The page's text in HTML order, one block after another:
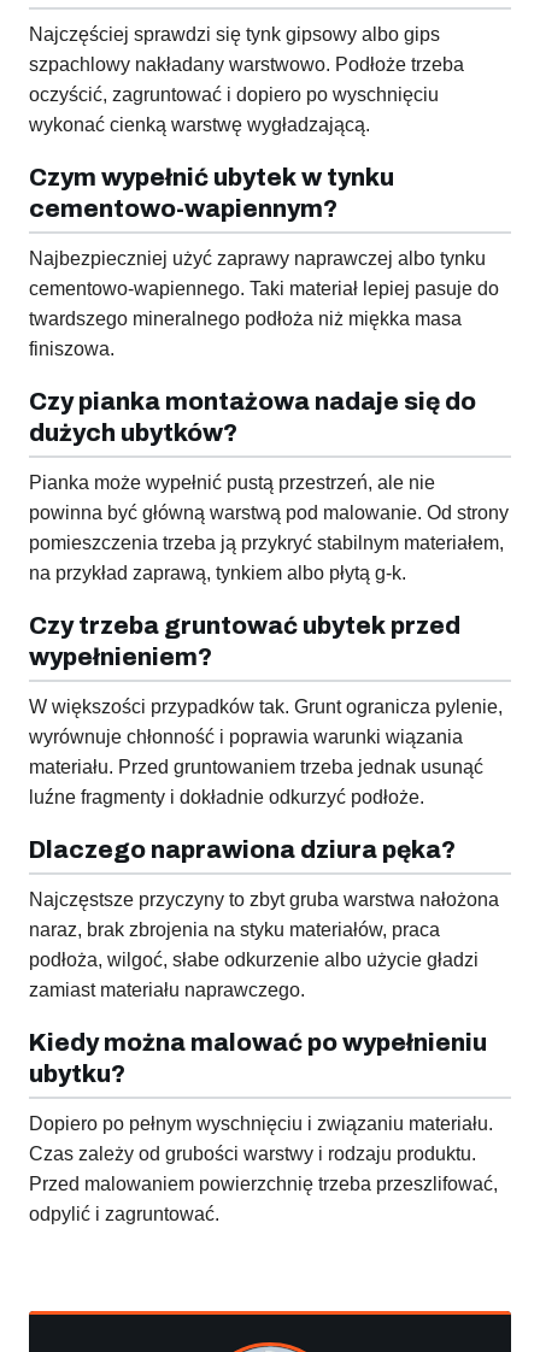
Najczęściej sprawdzi się tynk gipsowy albo gips
szpachlowy nakładany warstwowo. Podłoże trzeba
oczyścić, zagruntować i dopiero po wyschnięciu
wykonać cienką warstwę wygładzającą.
Czym wypełnić ubytek w tynku
cementowo-wapiennym?
Najbezpieczniej użyć zaprawy naprawczej albo tynku
cementowo-wapiennego. Taki materiał lepiej pasuje do
twardszego mineralnego podłoża niż miękka masa
finiszowa.
Czy pianka montażowa nadaje się do
dużych ubytków?
Pianka może wypełnić pustą przestrzeń, ale nie
powinna być główną warstwą pod malowanie. Od strony
pomieszczenia trzeba ją przykryć stabilnym materiałem,
na przykład zaprawą, tynkiem albo płytą g-k.
Czy trzeba gruntować ubytek przed
wypełnieniem?
W większości przypadków tak. Grunt ogranicza pylenie,
wyrównuje chłonność i poprawia warunki wiązania
materiału. Przed gruntowaniem trzeba jednak usunąć
luźne fragmenty i dokładnie odkurzyć podłoże.
Dlaczego naprawiona dziura pęka?
Najczęstsze przyczyny to zbyt gruba warstwa nałożona
naraz, brak zbrojenia na styku materiałów, praca
podłoża, wilgoć, słabe odkurzenie albo użycie gładzi
zamiast materiału naprawczego.
Kiedy można malować po wypełnieniu
ubytku?
Dopiero po pełnym wyschnięciu i związaniu materiału.
Czas zależy od grubości warstwy i rodzaju produktu.
Przed malowaniem powierzchnię trzeba przeszlifować,
odpylić i zagruntować.